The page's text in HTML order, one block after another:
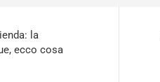
la
ecco cosa